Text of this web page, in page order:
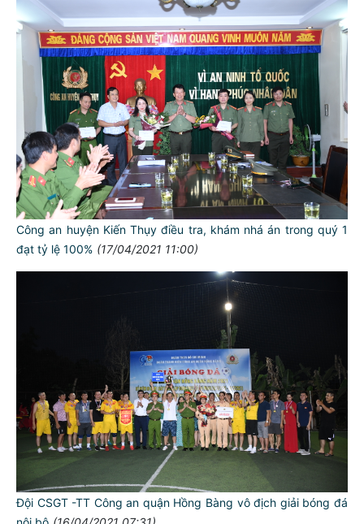
Công an huyện Kiến Thụy điều tra, khám nhá án trong quý 1
đạt tỷ lệ 100% (17/04/2021 11:00)
Đội CSGT -TT Công an quận Hồng Bàng vô địch giải bóng đá